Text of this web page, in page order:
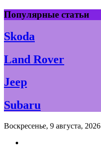
Skip
to
content
Популярные статьи
Skoda
Land Rover
Jeep
Subaru
Воскресенье, 9 августа, 2026